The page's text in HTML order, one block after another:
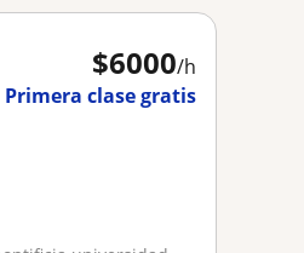
$6000/h
Primera clase gratis